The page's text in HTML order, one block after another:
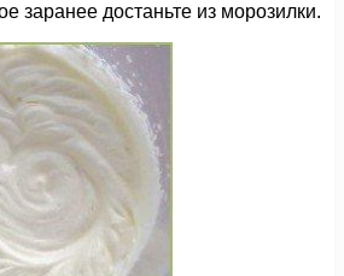
заранее достаньте из морозилки.